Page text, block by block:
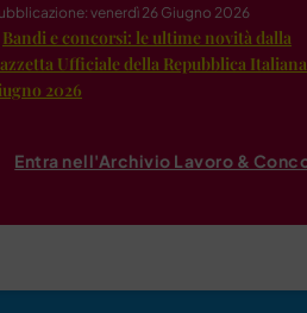
venerdì 26 Giugno 2026
Bandi e concorsi: le ultime novità dalla
Ufficiale della Repubblica
2026
Entra nell'Archivio Lavoro &